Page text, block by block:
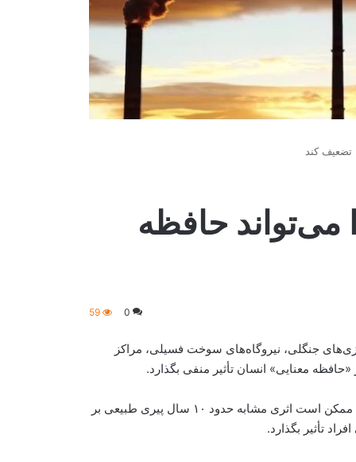
تضعیف کند
حافظه
0
59
جنگلی، نیروگاه‌های سوخت فسیلی، مراکز
معنایی» انسان تأثیر منفی بگذارد.
به گفته پژوهشگران، قرار گرفتن طولانی‌مدت در معرض هوای آلوده ممکن است اثری مشابه حدود ۱۰ سال پیری طبیعی بر
تأثیر بگذارد.